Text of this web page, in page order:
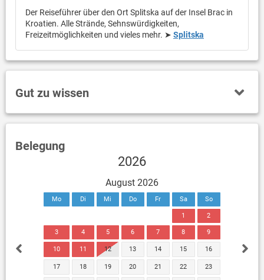
Der Reiseführer über den Ort Splitska auf der Insel Brac in
Kroatien. Alle Strände, Sehnswürdigkeiten,
Freizeitmöglichkeiten und vieles mehr. ➤ Splitska
Gut zu wissen
Belegung
2026
August 2026
Mo Di Mi Do Fr Sa So
1 2
3 4 5 6 7 8 9
10 11 12 13 14 15 16
17 18 19 20 21 22 23